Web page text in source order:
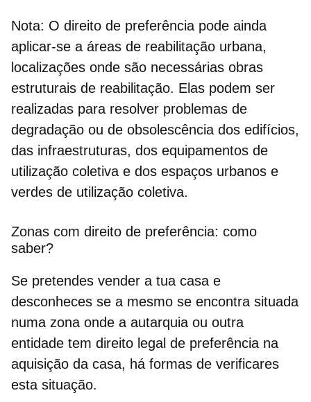
Nota: O direito de preferência pode ainda
aplicar-se a áreas de reabilitação urbana,
localizações onde são necessárias obras
estruturais de reabilitação. Elas podem ser
realizadas para resolver problemas de
degradação ou de obsolescência dos edifícios,
das infraestruturas, dos equipamentos de
utilização coletiva e dos espaços urbanos e
verdes de utilização coletiva.
Zonas com direito de preferência: como
saber?
Se pretendes vender a tua casa e
desconheces se a mesmo se encontra situada
numa zona onde a autarquia ou outra
entidade tem direito legal de preferência na
aquisição da casa, há formas de verificares
esta situação.